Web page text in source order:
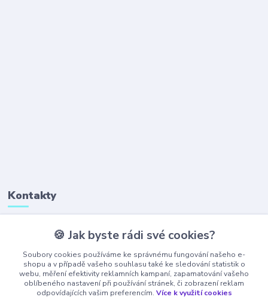
Kontakty
+420 777 323 641
(Po-Pá, 8-16 hod.)
obchod@ajaxshop.cz
🍪 Jak byste rádi své cookies?
Soubory cookies používáme ke správnému fungování našeho e-
shopu a v případě vašeho souhlasu také ke sledování statistik o
webu, měření efektivity reklamních kampaní, zapamatování vašeho
oblíbeného nastavení při používání stránek, či zobrazení reklam
odpovídajících vašim preferencím. Více k využití cookies